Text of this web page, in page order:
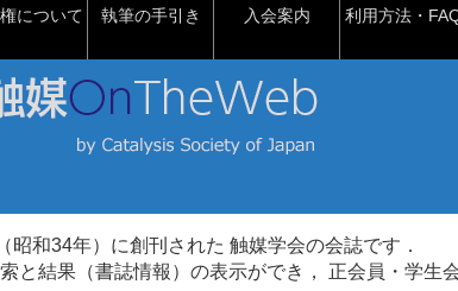
について 執筆の手引き 入会案内 利用方法・
昭和34年）に創刊された 触媒学会の会誌です．
と結果（書誌情報）の表示ができ， 正会員・学生